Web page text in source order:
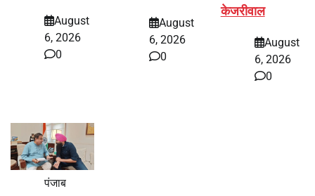
August
6, 2026
0
August
6, 2026
0
केजरीवाल
August
6, 2026
0
पंजाब